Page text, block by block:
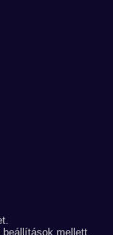
beállítások mellett.